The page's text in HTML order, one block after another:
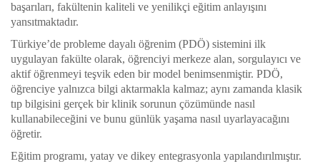
başarıları, fakültenin kaliteli ve yenilikçi eğitim anlayışını
yansıtmaktadır.
Türkiye’de probleme dayalı öğrenim (PDÖ) sistemini ilk
uygulayan fakülte olarak, öğrenciyi merkeze alan, sorgulayıcı ve
aktif öğrenmeyi teşvik eden bir model benimsenmiştir. PDÖ,
öğrenciye yalnızca bilgi aktarmakla kalmaz; aynı zamanda klasik
tıp bilgisini gerçek bir klinik sorunun çözümünde nasıl
kullanabileceğini ve bunu günlük yaşama nasıl uyarlayacağını
öğretir.
Eğitim programı, yatay ve dikey entegrasyonla yapılandırılmıştır.